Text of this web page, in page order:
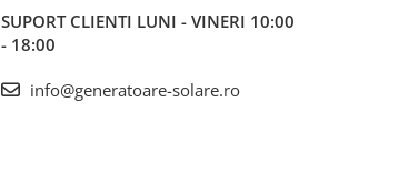
SUPORT CLIENTI LUNI - VINERI 10:00
- 18:00
info@generatoare-solare.ro